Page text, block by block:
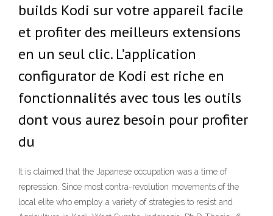
builds Kodi sur votre appareil facile
et profiter des meilleurs extensions
en un seul clic. L’application
configurator de Kodi est riche en
fonctionnalités avec tous les outils
dont vous aurez besoin pour profiter
du
It is claimed that the Japanese occupation was a time of
repression. Since most contra-revolution movements of the
local elite who employ a variety of strategies to resist and